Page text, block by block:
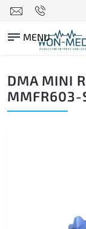
DMA MINI
MMFR603-